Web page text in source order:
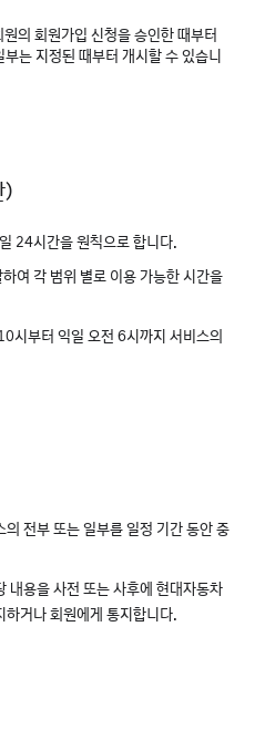
의 회원가입 신청을 승인한 때부터
는 지정된 때부터 개시할 수 있습니
)
24시간을 원칙으로 합니다.
여 각 범위 별로 이용 가능한 시간을
시부터 익일 오전 6시까지 서비스의
전부 또는 일부를 일정 기간 동안 중
내용을 사전 또는 사후에 현대자동차
하거나 회원에게 통지합니다.